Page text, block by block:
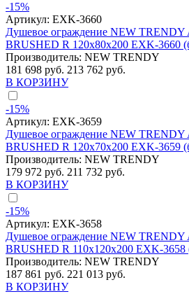
-15%
Артикул: EXK-3660
Душевое ограждение NEW TRENDY
BRUSHED R 120x80x200 EXK-3660
Производитель: NEW TRENDY
181 698 руб. 213 762 руб.
В КОРЗИНУ
-15%
Артикул: EXK-3659
Душевое ограждение NEW TRENDY
BRUSHED R 120x70x200 EXK-3659
Производитель: NEW TRENDY
179 972 руб. 211 732 руб.
В КОРЗИНУ
-15%
Артикул: EXK-3658
Душевое ограждение NEW TRENDY
BRUSHED R 110x120x200 EXK-3658
Производитель: NEW TRENDY
187 861 руб. 221 013 руб.
В КОРЗИНУ